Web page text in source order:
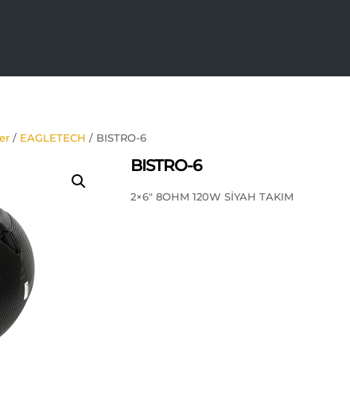
/ EAGLETECH / BISTRO-6
BISTRO-6
2×6″ 8OHM 120W SİYAH TAKIM